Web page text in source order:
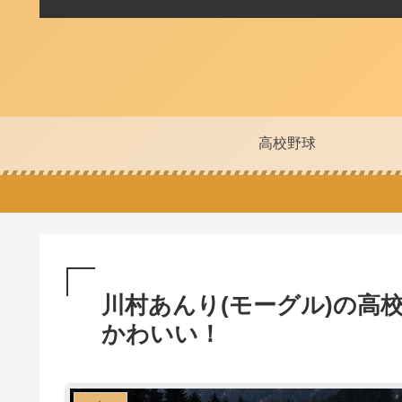
高校野球
川村あんり(モーグル)の高
かわいい！